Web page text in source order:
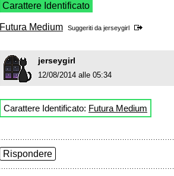
Carattere Identificato
Futura Medium Suggeriti da jerseygirl
jerseygirl
12/08/2014 alle 05:34
Carattere Identificato: Futura Medium
Rispondere